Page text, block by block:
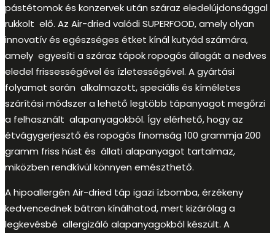
pástétomok és konzervek után száraz eledelújdonsággal
rukkolt elő. Az Air-dried valódi SUPERFOOD, amely olyan
innovatív és egészséges étket kínál kutyád számára,
amely egyesíti a száraz tápok ropogós állagát a nedves
eledel frissességével és ízletességével. A gyártási
folyamat során alkalmazott, speciális és kíméletes
szárítási módszer a lehető legtöbb tápanyagot megőrzi
a felhasznált alapanyagokból. Így elérhető, hogy az
étvágygerjesztő és ropogós finomság 100 grammja 200
gramm friss húst és állati alapanyagot tartalmaz,
miközben rendkívül könnyen emészthető.
A hipoallergén Air-dried táp igazi ízbomba, érzékeny
kedvencednek bátran kínálhatod, mert kizárólag a
legkevésbé allergizáló alapanyagokból készült. A